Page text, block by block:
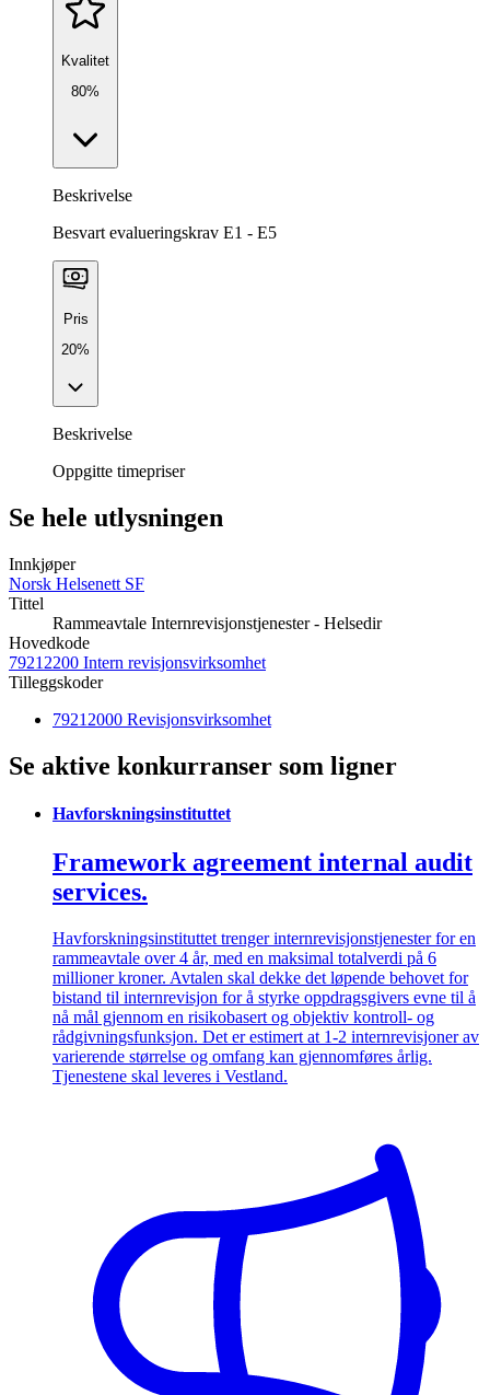
Kvalitet
80%
Beskrivelse
Besvart evalueringskrav E1 - E5
Pris
20%
Beskrivelse
Oppgitte timepriser
Se hele utlysningen
Innkjøper
Norsk Helsenett SF
Tittel
Rammeavtale Internrevisjonstjenester - Helsedir
Hovedkode
79212200 Intern revisjonsvirksomhet
Tilleggskoder
79212000 Revisjonsvirksomhet
Se aktive konkurranser som ligner
Havforskningsinstituttet
Framework agreement internal audit
services.
Havforskningsinstituttet trenger internrevisjonstjenester for en
rammeavtale over 4 år, med en maksimal totalverdi på 6
millioner kroner. Avtalen skal dekke det løpende behovet for
bistand til internrevisjon for å styrke oppdragsgivers evne til å
nå mål gjennom en risikobasert og objektiv kontroll- og
rådgivningsfunksjon. Det er estimert at 1-2 internrevisjoner av
varierende størrelse og omfang kan gjennomføres årlig.
Tjenestene skal leveres i Vestland.